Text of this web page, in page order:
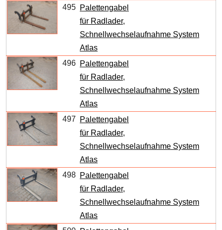
495 Palettengabel
für Radlader,
Schnellwechselaufnahme System
Atlas
496 Palettengabel
für Radlader,
Schnellwechselaufnahme System
Atlas
497
Palettengabel
für Radlader,
Schnellwechselaufnahme System
Atlas
498 Palettengabel
für Radlader,
Schnellwechselaufnahme System
Atlas